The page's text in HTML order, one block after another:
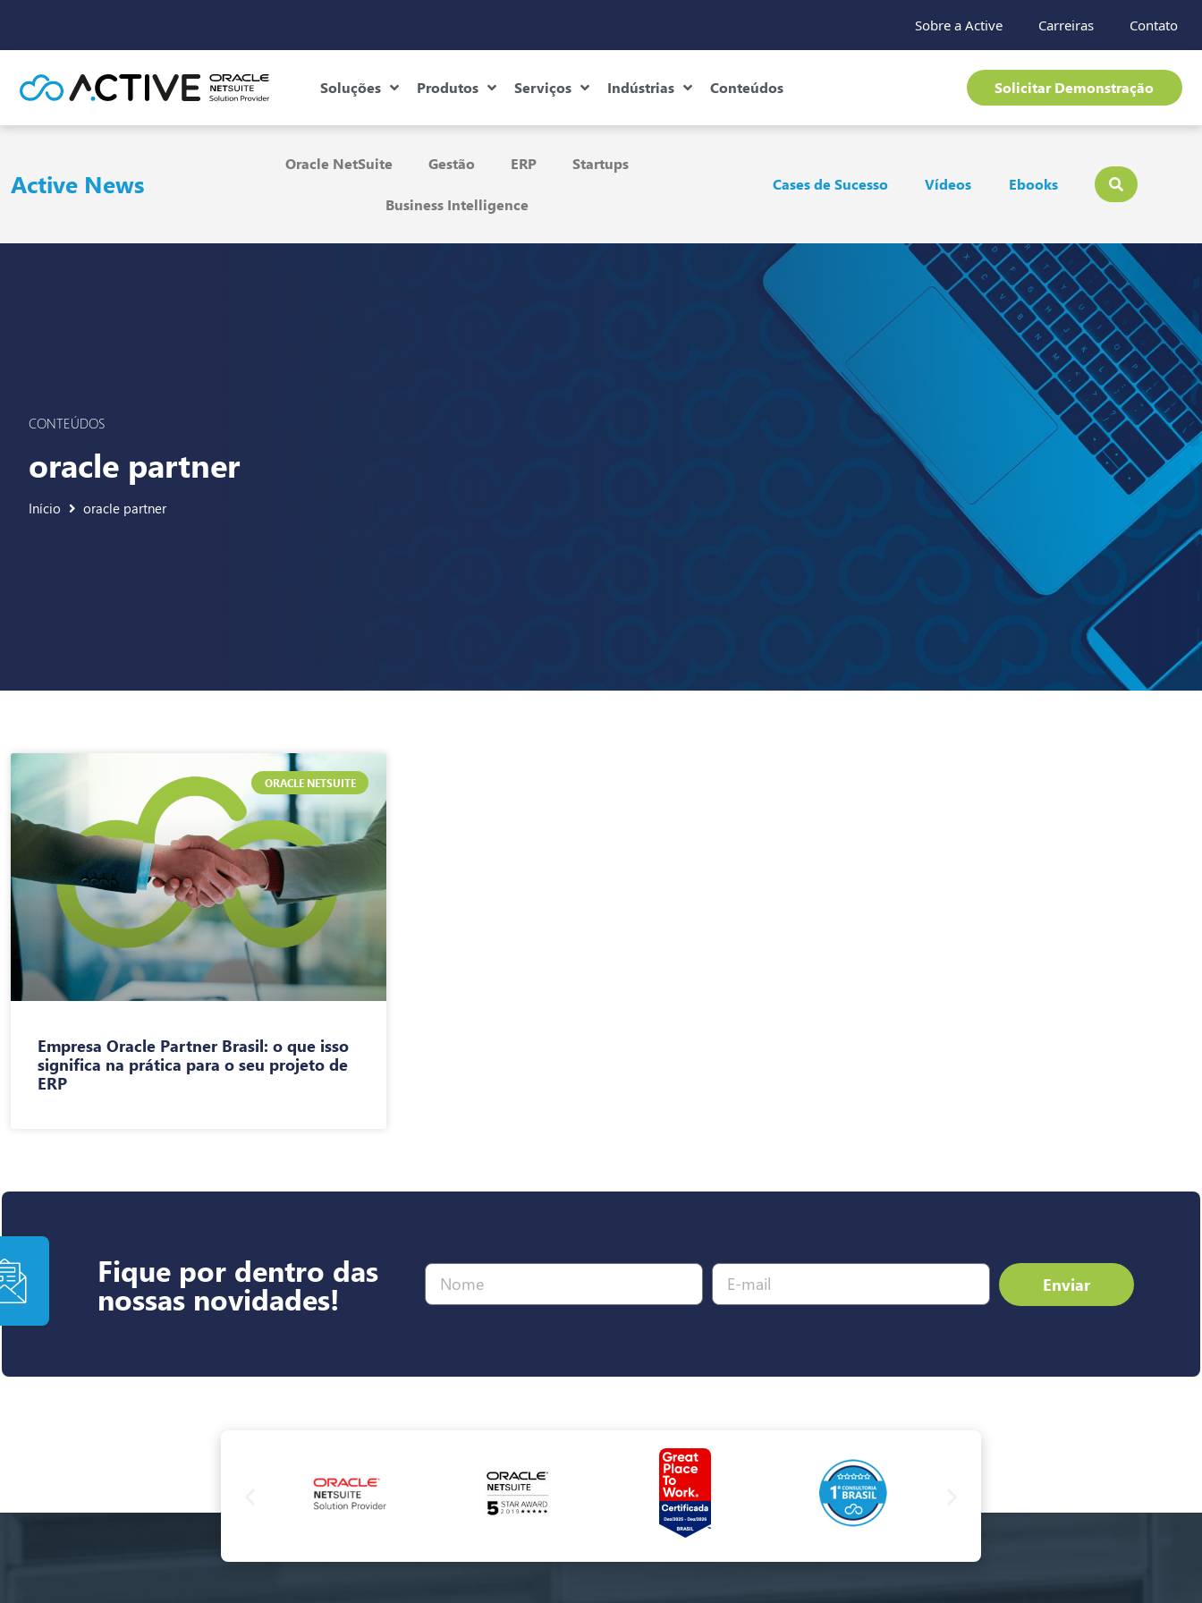
Sobre a Active Carreiras Contato
Soluções Produtos Serviços Indústrias Conteúdos Solicitar Demonstração
Active News
Oracle NetSuite Gestão ERP Startups
Business Intelligence
Cases de Sucesso Vídeos Ebooks
CONTEÚDOS
oracle partner
Início oracle partner
ORACLE NETSUITE
Empresa Oracle Partner Brasil: o que isso
significa na prática para o seu projeto de
ERP
Fique por dentro das
nossas novidades! Enviar